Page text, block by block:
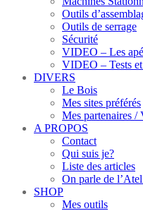
Outils
Outils de serrage
Sécurité
VIDEO – Les
VIDEO – Tests
DIVERS
Le Bois
Mes sites préférés
Mes partenaires /
A PROPOS
Contact
Qui suis je?
Liste des articles
On parle de
SHOP
Mes outils